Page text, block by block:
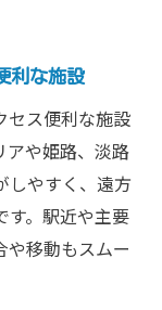
利な施設
セス便利な施設
アや姫路、淡路
しやすく、遠方
す。駅近や主要
や移動もスムー